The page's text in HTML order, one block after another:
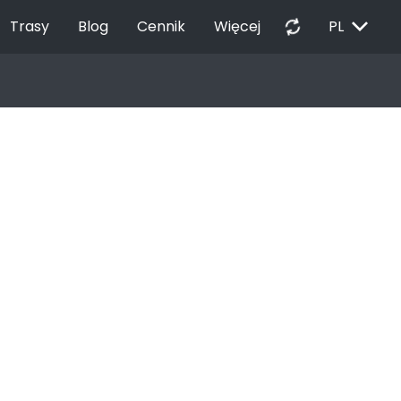
Trasy Blog Cennik Więcej autorenew PL EXPAND_MORE